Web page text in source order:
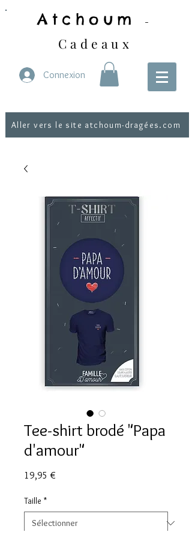
Atchoum -
Cadeaux
Connexion
Aller vers le site atchoum-dragées.com
Tee-shirt brodé "Papa
d'amour"
19,95 €
Taille *